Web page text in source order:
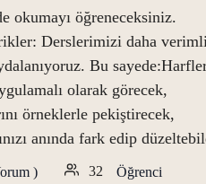
okumayı öğreneceksiniz.
Derslerimizi daha
Bu
olarak görecek,
örneklerle pekiştirecek,
anında fark edip
) 32 Öğrenci